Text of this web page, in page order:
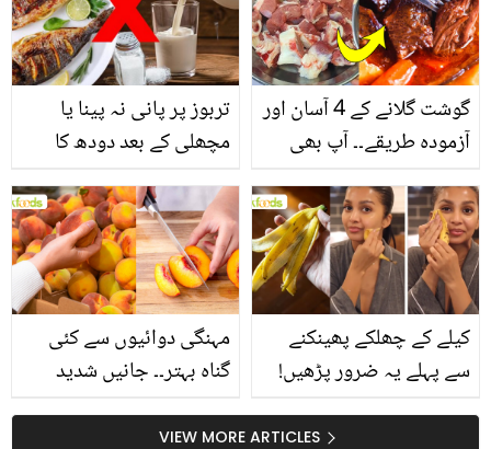
تربوز پر پانی نہ پینا یا
مچھلی کے بعد دودھ کا
استعمال۔۔ جانیں کھانوں
سے متعلق غلط فہمیوں کی
حقیقت کیا ہے اور افواہ
کیا؟
گوشت گلانے کے 4 آسان اور
آزمودہ طریقے۔۔ آپ بھی
جانیں انٹرنیشنل شیف کے
بتائے راز
مہنگی دوائیوں سے کئی
گناہ بہتر۔۔ جانیں شدید
گرمی کے موسم میں آڑو
کیوں کھانا چاہیے؟
کیلے کے چھلکے پھینکنے
سے پہلے یہ ضرور پڑھیں!
جلد کے 3 بڑے مسائل کا
سستا اور قدرتی حلVIEW MORE ARTICLES